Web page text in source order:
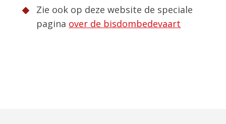
Zie ook op deze website de speciale
pagina over de bisdombedevaart